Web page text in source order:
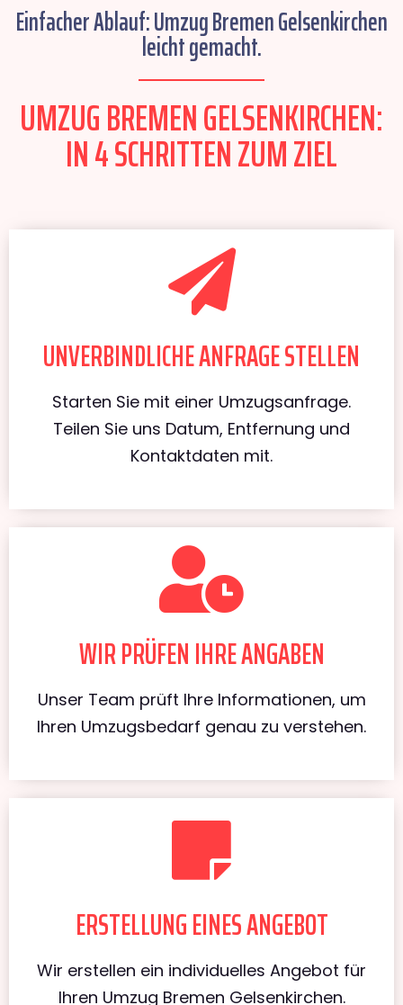
Einfacher Ablauf: Umzug Bremen Gelsenkirchen
leicht gemacht.
UMZUG BREMEN GELSENKIRCHEN:
IN 4 SCHRITTEN ZUM ZIEL
UNVERBINDLICHE ANFRAGE STELLEN
Starten Sie mit einer Umzugsanfrage.
Teilen Sie uns Datum, Entfernung und
Kontaktdaten mit.
WIR PRÜFEN IHRE ANGABEN
Unser Team prüft Ihre Informationen, um
Ihren Umzugsbedarf genau zu verstehen.
ERSTELLUNG EINES ANGEBOT
Wir erstellen ein individuelles Angebot für
Ihren Umzug Bremen Gelsenkirchen.